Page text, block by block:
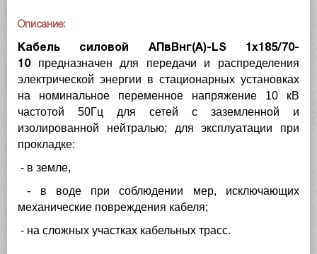
Описание:
Кабель силовой АПвВнг(A)-LS 1х185/70-
10
предназначен для передачи и распределения
электрической энергии в стационарных установках
на номинальное переменное напряжение 10 кВ
частотой 50Гц для сетей с заземленной и
изолированной нейтралью; для эксплуатации при
прокладке:
- в земле,
- в воде при соблюдении мер, исключающих
механические повреждения кабеля;
- на сложных участках кабельных трасс.